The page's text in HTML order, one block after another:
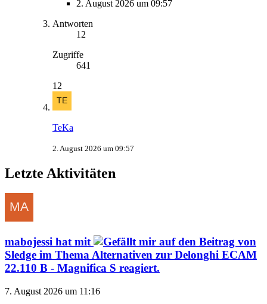
2. August 2026 um 09:57
Antworten
12
Zugriffe
641
12
TeKa
2. August 2026 um 09:57
Letzte Aktivitäten
mabojessi hat mit
auf den Beitrag von
Sledge im Thema Alternativen zur Delonghi ECAM
22.110 B - Magnifica S reagiert.
7. August 2026 um 11:16